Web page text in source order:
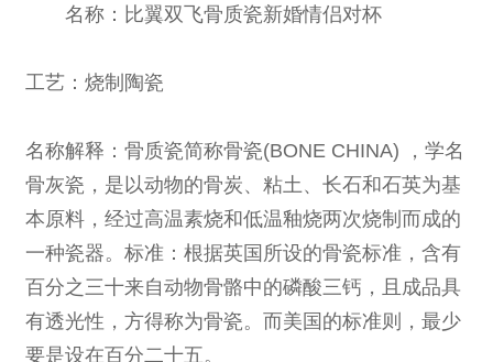
名称：比翼双飞骨质瓷新婚情侣对杯
工艺：烧制陶瓷
名称解释 ：骨质瓷简称骨瓷(BONE CHINA) ，学名
骨灰瓷，是以动物的骨炭、粘土、长石和石英为基
本原料，经过高温素烧和低温釉烧两次烧制而成的
一种瓷器。标准：根据英国所设的骨瓷标准，含有
百分之三十来自动物骨骼中的磷酸三钙，且成品具
有透光性，方得称为骨瓷。而美国的标准则，最少
要是设在百分二十五。